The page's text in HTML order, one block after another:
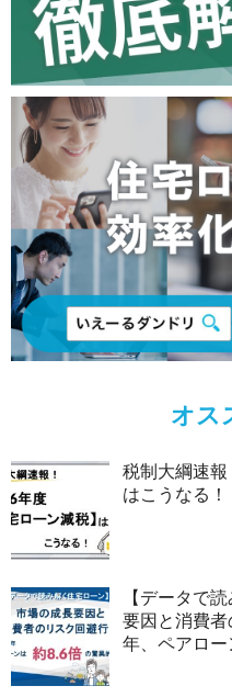
オス
税制大綱速報
はこうなる！
【データで
要因と消費
年、ペアロー